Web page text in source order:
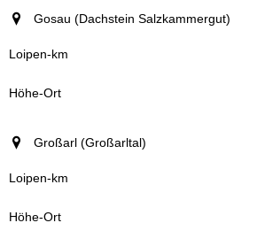
Gosau (Dachstein Salzkammergut)
Großarl (Großarltal)